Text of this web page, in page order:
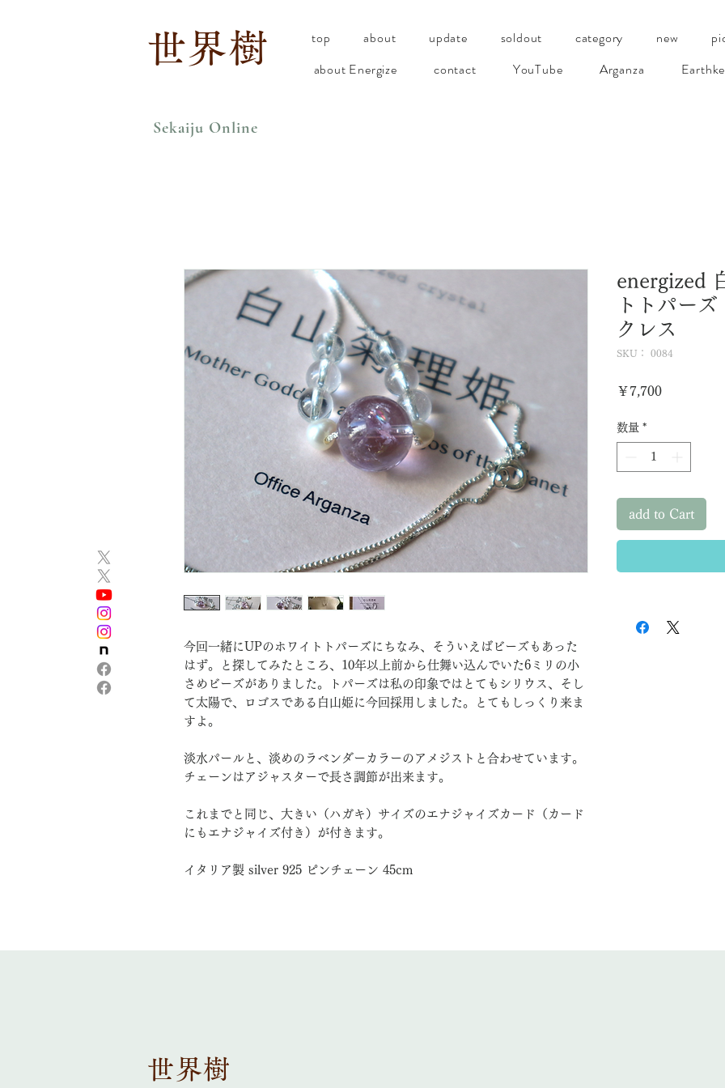
世界樹 top about update soldout category new
about Energize
contact YouTube Arganza
Sekaiju Online
今回一緒にUPのホワイトトパーズにちなみ、そういえばビーズもあった
はず。と探してみたところ、10年以上前から仕舞い込んでいた6ミリの小
さめビーズがありました。トパーズは私の印象ではとてもシリウス、そし
て太陽で、ロゴスである白山姫に今回採用しました。とてもしっくり来ま
すよ。
淡水パールと、淡めのラベンダーカラーのアメジストと合わせています。
チェーンはアジャスターで長さ調節が出来ます。
これまでと同じ、大きい（ハガキ）サイズのエナジャイズカード（カード
にもエナジャイズ付き）が付きます。
イタリア製 silver 925 ピンチェーン 45cm
energized
トトパー
クレス
SKU： 0084
￥7,700価
数量 *
add to Cart
世界樹